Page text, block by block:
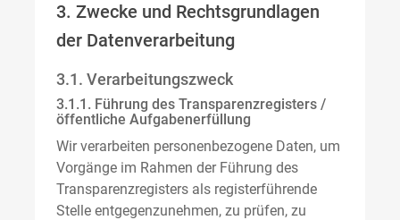
3. Zwecke und Rechtsgrundlagen
der Datenverarbeitung
3.1. Verarbeitungszweck
3.1.1. Führung des Transparenzregisters /
öffentliche Aufgabenerfüllung
Wir verarbeiten personenbezogene Daten, um
Vorgänge im Rahmen der Führung des
Transparenzregisters als registerführende
Stelle entgegenzunehmen, zu prüfen, zu